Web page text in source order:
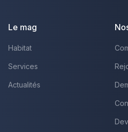
Le mag
Habitat
Services
Actualités